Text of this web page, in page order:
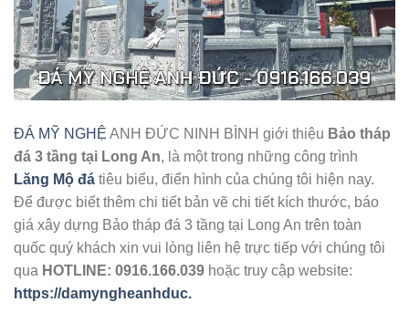
ĐÁ MỸ NGHỆ ANH ĐỨC NINH BÌNH giới thiệu Bảo tháp
đá 3 tầng tại Long An, là một trong những công trình
Lăng Mộ đá tiêu biểu, điển hình của chúng tôi hiện nay.
Để được biết thêm chi tiết bản vẽ chi tiết kích thước, báo
giá xây dựng Bảo tháp đá 3 tầng tại Long An trên toàn
quốc quý khách xin vui lòng liên hệ trực tiếp với chúng tôi
qua HOTLINE: 0916.166.039 hoặc truy cập website:
https://damyngheanhduc.